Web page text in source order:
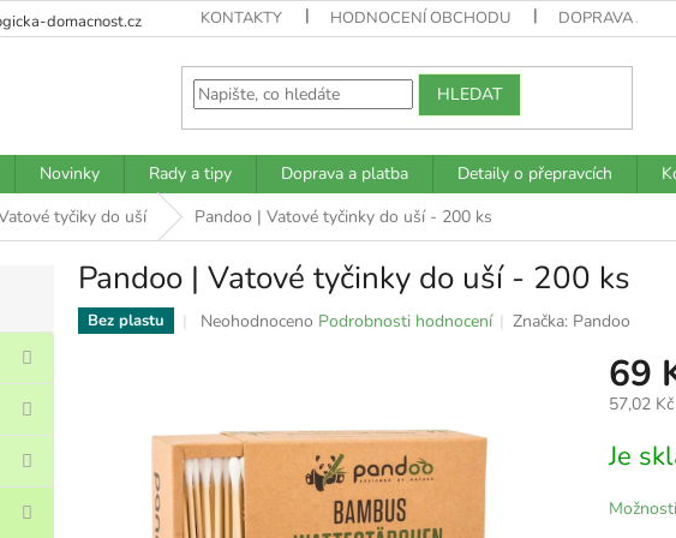
domacnost.cz KONTAKTY HODNOCENÍ OBCHODU DOPRAVA A
HLEDAT
Novinky Rady a tipy Doprava a platba Detaily o přepravcích
tyčiky do uší Pandoo | Vatové tyčinky do uší - 200 ks
Pandoo | Vatové tyčinky do uší - 200 ks
Bez plastu
Průměrné
z
5
hvězdiček.
Neohodnoceno Podrobnosti hodnocení Značka: Pandoo
69
57,02
cena:
Je